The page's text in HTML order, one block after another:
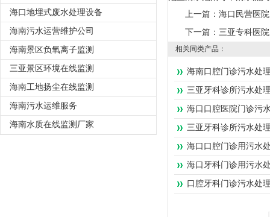
海口地埋式废水处理设备
海南污水运营维护公司
海南景区负氧离子监测
三亚景区环境在线监测
海南工地扬尘在线监测
海南污水运维服务
海南水质在线监测厂家
上一篇： 海口民营医
下一篇： 三亚专科医
相关同类产品：
海南口腔门诊污水处
三亚牙科诊所污水处
海口口腔医院门诊污
三亚牙科诊所污水处
海口口腔门诊用污水
海口牙科门诊用污水
口腔牙科门诊污水处